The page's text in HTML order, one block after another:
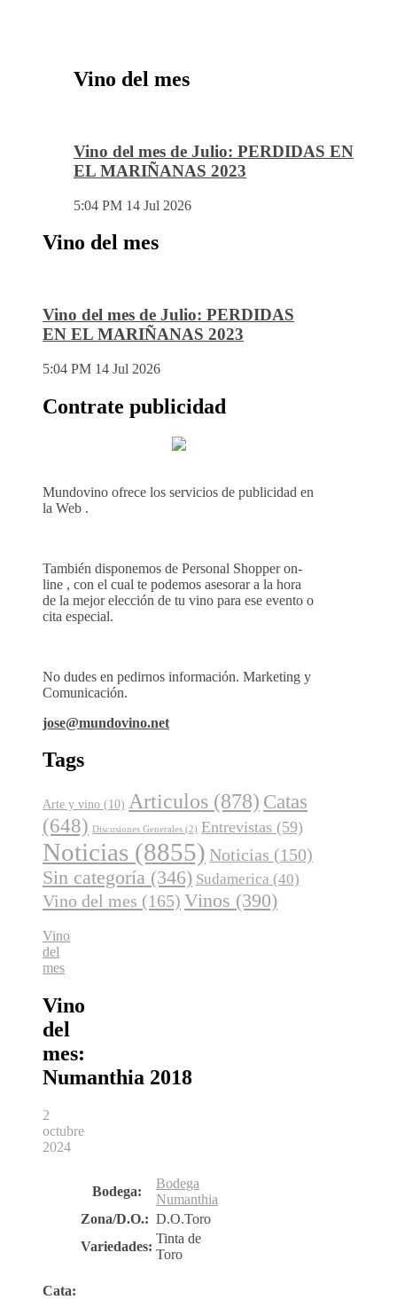
Vino del mes
Vino del mes de Julio: PERDIDAS EN
EL MARIÑANAS 2023
5:04 PM 14 Jul 2026
Vino del mes
Vino del mes de Julio: PERDIDAS
EN EL MARIÑANAS 2023
5:04 PM 14 Jul 2026
Contrate publicidad
Mundovino ofrece los servicios de publicidad en
la Web .
También disponemos de Personal Shopper on-
line , con el cual te podemos asesorar a la hora
de la mejor elección de tu vino para ese evento o
cita especial.
No dudes en pedirnos información. Marketing y
Comunicación.
jose@mundovino.net
Tags
Arte y vino (10) Articulos (878) Catas
(648) Discusiones Generales (2) Entrevistas (59)
Noticias (8855) Noticias (150)
Sin categoría (346) Sudamerica (40)
Vino del mes (165) Vinos (390)
Vino
del
mes
Vino
del
mes:
Numanthia 2018
2
octubre
2024
Bodega:
Bodega
Numanthia
Zona/D.O.: D.O.Toro
Variedades:
Tinta de
Toro
Cata: